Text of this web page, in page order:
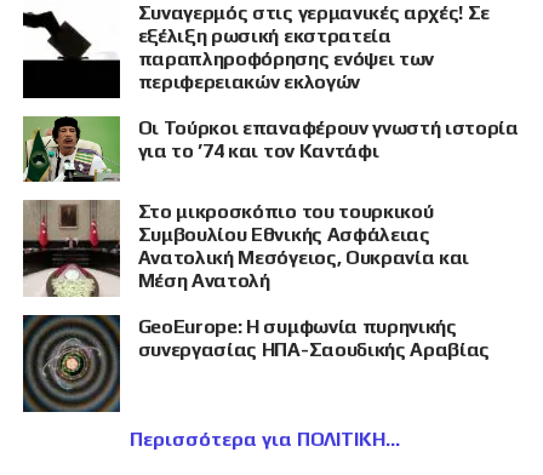
Συναγερμός στις γερμανικές αρχές! Σε
εξέλιξη ρωσική εκστρατεία
παραπληροφόρησης ενόψει των
περιφερειακών εκλογών
Οι Τούρκοι επαναφέρουν γνωστή ιστορία
για το ’74 και τον Καντάφι
Στο μικροσκόπιο του τουρκικού
Συμβουλίου Εθνικής Ασφάλειας
Ανατολική Μεσόγειος, Ουκρανία και
Μέση Ανατολή
GeoEurope: Η συμφωνία πυρηνικής
συνεργασίας ΗΠΑ-Σαουδικής Αραβίας
Περισσότερα για ΠΟΛΙΤΙΚΗ